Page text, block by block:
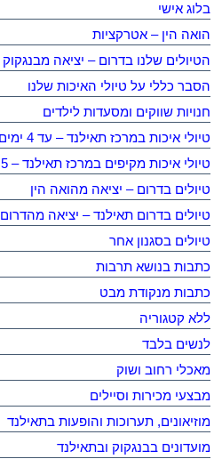
בלוג אישי
הואה הין – אטרקציות
הטיולים שלנו בדרום – יציאה מבנגקוק
הסבר כללי על טיולי האיכות שלנו
חנויות שווקים ומסעדות לילדים
טיולי איכות במרכז תאילנד – עד 4 ימים
טיולי איכות מקיפים במרכז תאילנד – 5 ימים ומעלה
טיולים בדרום – יציאה מהואה הין
טיולים בדרום תאילנד – יציאה מהדרום
טיולים בסגנון אחר
כתבות בנושא תרבות
כתבות מנקודת מבט
ללא קטגוריה
לנשים בלבד
מאכלי רחוב ושוק
מבצעי מכירות וסיילים
מוזיאונים, תערוכות והופעות בתאילנד
מועדונים בבנגקוק ובתאילנד